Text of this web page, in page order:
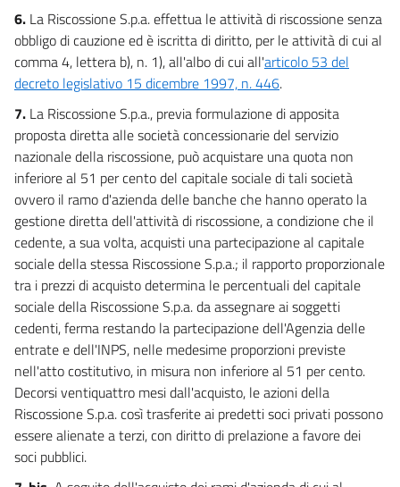
6. La Riscossione S.p.a. effettua le attività di riscossione senza
obbligo di cauzione ed è iscritta di diritto, per le attività di cui al
comma 4, lettera b), n. 1), all'albo di cui all'articolo 53 del
decreto legislativo 15 dicembre 1997, n. 446.
7. La Riscossione S.p.a., previa formulazione di apposita
proposta diretta alle società concessionarie del servizio
nazionale della riscossione, può acquistare una quota non
inferiore al 51 per cento del capitale sociale di tali società
ovvero il ramo d'azienda delle banche che hanno operato la
gestione diretta dell'attività di riscossione, a condizione che il
cedente, a sua volta, acquisti una partecipazione al capitale
sociale della stessa Riscossione S.p.a.; il rapporto proporzionale
tra i prezzi di acquisto determina le percentuali del capitale
sociale della Riscossione S.p.a. da assegnare ai soggetti
cedenti, ferma restando la partecipazione dell'Agenzia delle
entrate e dell'INPS, nelle medesime proporzioni previste
nell'atto costitutivo, in misura non inferiore al 51 per cento.
Decorsi ventiquattro mesi dall'acquisto, le azioni della
Riscossione S.p.a. così trasferite ai predetti soci privati possono
essere alienate a terzi, con diritto di prelazione a favore dei
soci pubblici.